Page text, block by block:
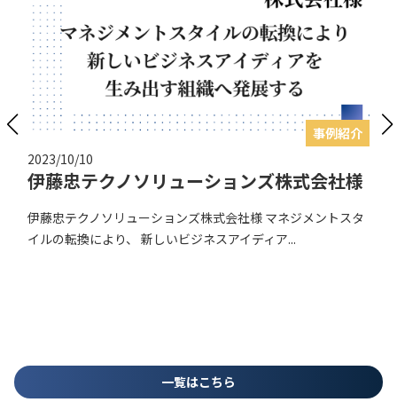
2023/10/10
株式会社阪急阪神百貨店様
株式会社阪急阪神百貨店様 「4,500人 総活躍する会社を目指
す」という指針の下、部下育成のスタンス...
事例紹介
一覧はこちら